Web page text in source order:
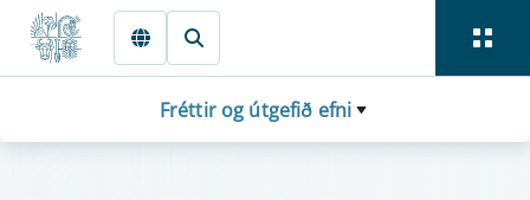
Fara beint í Meginmál
Fréttir og útgefið efni